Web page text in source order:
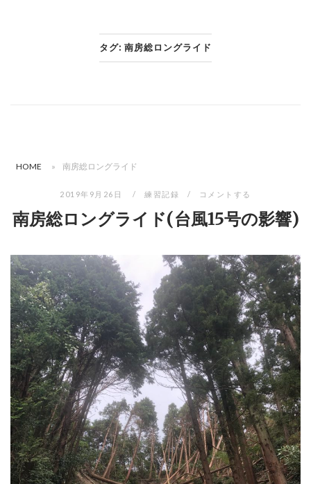
タグ: 南房総ロングライド
HOME » 南房総ロングライド
2019年9月26日 練習記録 コメントする
南房総ロングライド(台風15号の影響)